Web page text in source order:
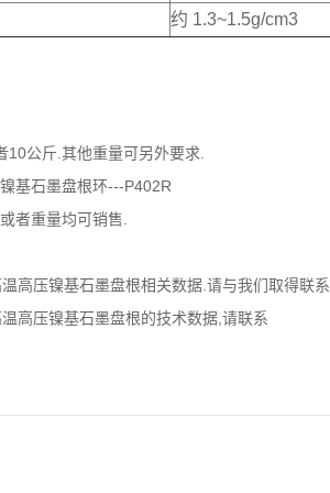
约 1.3~1.5g/cm3
10公斤.其他重量可另外要求.
基石墨盘根环---P402R
者重量均可销售.
高压镍基石墨盘根相关数据.请与我们取得联系
高压镍基石墨盘根的技术数据,请联系